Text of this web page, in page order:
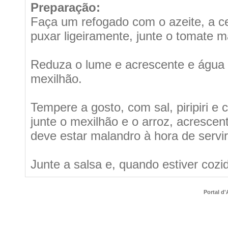
Preparação:
Faça um refogado com o azeite, a
puxar ligeiramente, junte o tomate
Reduza o lume e acrescente e
mexilhão.
Tempere a gosto, com sal, piripiri e
junte o mexilhão e o arroz,
deve estar malandro à hora de
Junte a salsa e, quando estiver
Portal